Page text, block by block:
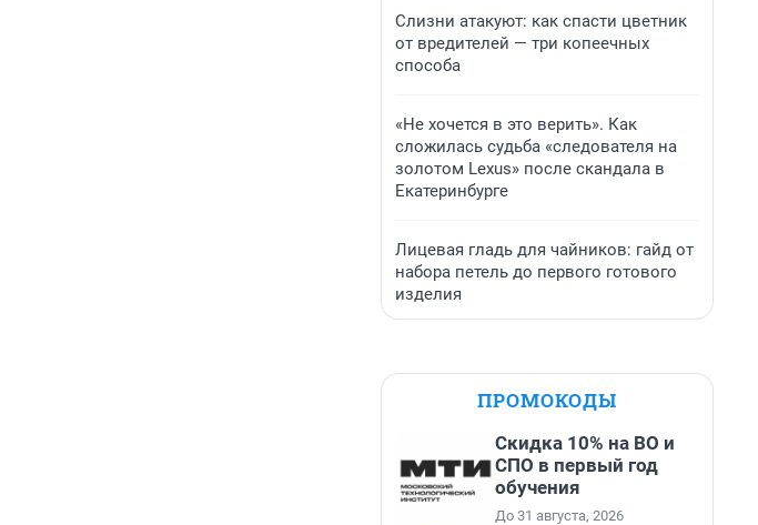
Слизни атакуют: как спасти цветник
от вредителей — три копеечных
способа
«Не хочется в это верить». Как
сложилась судьба «следователя на
золотом Lexus» после скандала в
Екатеринбурге
Лицевая гладь для чайников: гайд от
набора петель до первого готового
изделия
ПРОМОКОДЫ
Скидка 10% на ВО и
СПО в первый год
обучения
До 31 августа, 2026